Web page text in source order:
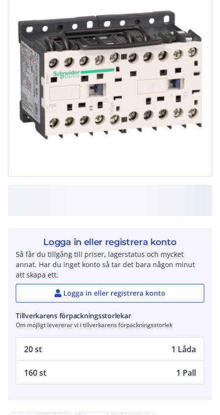
Logga in eller registrera konto
Så får du tillgång till priser, lagerstatus och mycket
annat. Har du inget konto så tar det bara någon minut
att skapa ett.
Logga in eller registrera konto
Tillverkarens förpackningsstorlekar
Om möjligt levererar vi i tillverkarens förpackningsstorlek
20 st 1 Låda
160 st 1 Pall